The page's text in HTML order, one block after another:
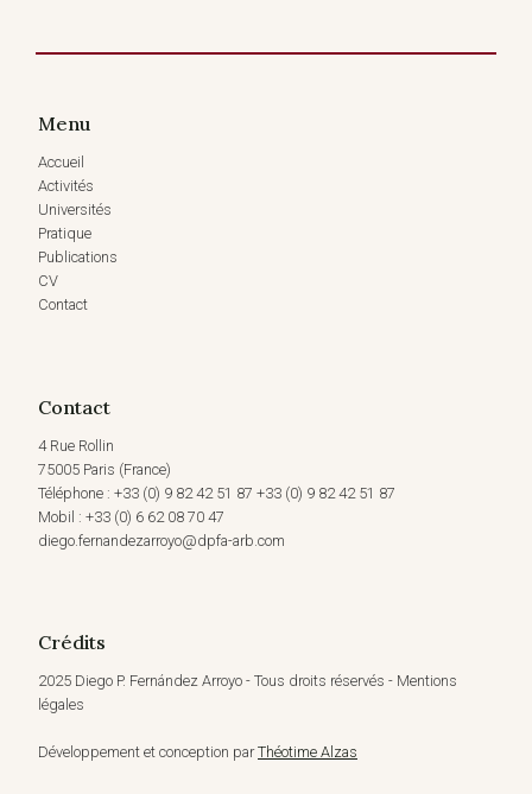
Menu
Accueil
Activités
Universités
Pratique
Publications
CV
Contact
Contact
4 Rue Rollin
75005 Paris (France)
Téléphone : +33 (0) 9 82 42 51 87 +33 (0) 9 82 42 51 87
Mobil : +33 (0) 6 62 08 70 47
diego.fernandezarroyo@dpfa-arb.com
Crédits
2025 Diego P. Fernández Arroyo - Tous droits réservés - Mentions
légales
Développement et conception parThéotime Alzas